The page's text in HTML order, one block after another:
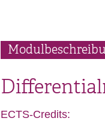
ECTS-Credits: